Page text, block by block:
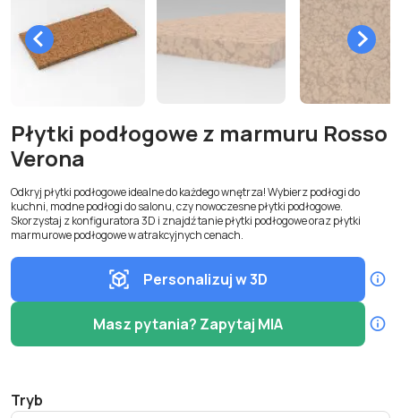
Płytki podłogowe z marmuru Rosso
Verona
Odkryj płytki podłogowe idealne do każdego wnętrza! Wybierz podłogi do
kuchni, modne podłogi do salonu, czy nowoczesne płytki podłogowe.
Skorzystaj z konfiguratora 3D i znajdź tanie płytki podłogowe oraz płytki
marmurowe podłogowe w atrakcyjnych cenach.
Personalizuj w 3D
Masz pytania? Zapytaj MIA
Tryb